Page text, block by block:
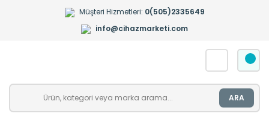
Müşteri Hizmetleri: 0(505)2335649
info@cihazmarketi.com
ARA